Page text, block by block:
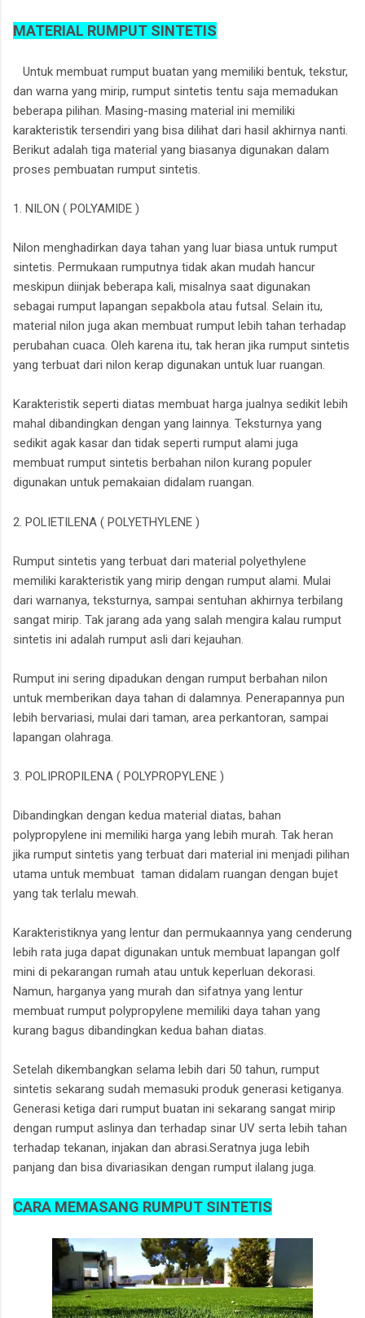
MATERIAL RUMPUT SINTETIS
Untuk membuat rumput buatan yang memiliki bentuk, tekstur,
dan warna yang mirip, rumput sintetis tentu saja memadukan
beberapa pilihan. Masing-masing material ini memiliki
karakteristik tersendiri yang bisa dilihat dari hasil akhirnya nanti.
Berikut adalah tiga material yang biasanya digunakan dalam
proses pembuatan rumput sintetis.
1. NILON ( POLYAMIDE )
Nilon menghadirkan daya tahan yang luar biasa untuk rumput
sintetis. Permukaan rumputnya tidak akan mudah hancur
meskipun diinjak beberapa kali, misalnya saat digunakan
sebagai rumput lapangan sepakbola atau futsal. Selain itu,
material nilon juga akan membuat rumput lebih tahan terhadap
perubahan cuaca. Oleh karena itu, tak heran jika rumput sintetis
yang terbuat dari nilon kerap digunakan untuk luar ruangan.
Karakteristik seperti diatas membuat harga jualnya sedikit lebih
mahal dibandingkan dengan yang lainnya. Teksturnya yang
sedikit agak kasar dan tidak seperti rumput alami juga
membuat rumput sintetis berbahan nilon kurang populer
digunakan untuk pemakaian didalam ruangan.
2. POLIETILENA ( POLYETHYLENE )
Rumput sintetis yang terbuat dari material polyethylene
memiliki karakteristik yang mirip dengan rumput alami. Mulai
dari warnanya, teksturnya, sampai sentuhan akhirnya terbilang
sangat mirip. Tak jarang ada yang salah mengira kalau rumput
sintetis ini adalah rumput asli dari kejauhan.
Rumput ini sering dipadukan dengan rumput berbahan nilon
untuk memberikan daya tahan di dalamnya. Penerapannya pun
lebih bervariasi, mulai dari taman, area perkantoran, sampai
lapangan olahraga.
3. POLIPROPILENA ( POLYPROPYLENE )
Dibandingkan dengan kedua material diatas, bahan
polypropylene ini memiliki harga yang lebih murah. Tak heran
jika rumput sintetis yang terbuat dari material ini menjadi pilihan
utama untuk membuat taman didalam ruangan dengan bujet
yang tak terlalu mewah.
Karakteristiknya yang lentur dan permukaannya yang cenderung
lebih rata juga dapat digunakan untuk membuat lapangan golf
mini di pekarangan rumah atau untuk keperluan dekorasi.
Namun, harganya yang murah dan sifatnya yang lentur
membuat rumput polypropylene memiliki daya tahan yang
kurang bagus dibandingkan kedua bahan diatas.
Setelah dikembangkan selama lebih dari 50 tahun, rumput
sintetis sekarang sudah memasuki produk generasi ketiganya.
Generasi ketiga dari rumput buatan ini sekarang sangat mirip
dengan rumput aslinya dan terhadap sinar UV serta lebih tahan
terhadap tekanan, injakan dan abrasi.Seratnya juga lebih
panjang dan bisa divariasikan dengan rumput ilalang juga.
CARA MEMASANG RUMPUT SINTETIS